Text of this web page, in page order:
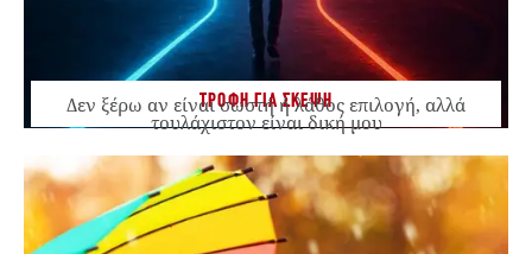
ΤΡΟΦΗ ΓΙΑ ΣΚΕΨΗ
Δεν ξέρω αν είναι σωστή ή λάθος επιλογή, αλλά
τουλάχιστον είναι δική μου